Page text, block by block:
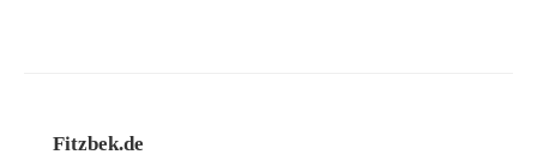
Fitzbek.de